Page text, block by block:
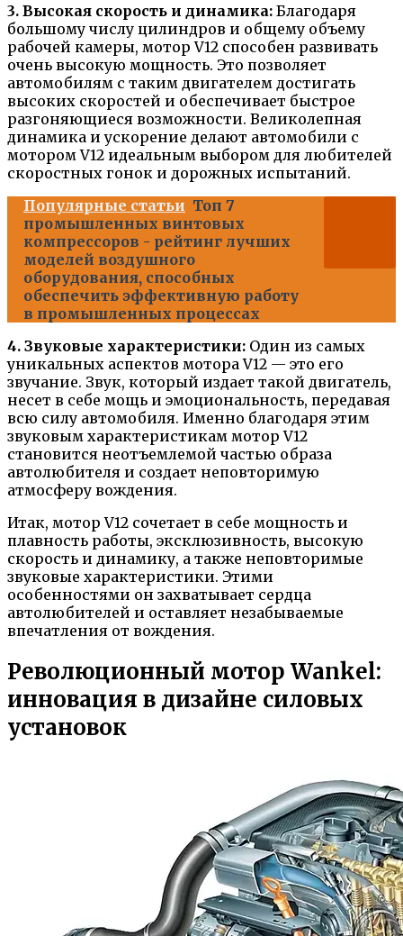
3. Высокая скорость и динамика: Благодаря
большому числу цилиндров и общему объему
рабочей камеры, мотор V12 способен развивать
очень высокую мощность. Это позволяет
автомобилям с таким двигателем достигать
высоких скоростей и обеспечивает быстрое
разгоняющиеся возможности. Великолепная
динамика и ускорение делают автомобили с
мотором V12 идеальным выбором для любителей
скоростных гонок и дорожных испытаний.
Популярные статьи Топ 7
промышленных винтовых
компрессоров - рейтинг лучших
моделей воздушного
оборудования, способных
обеспечить эффективную работу
в промышленных процессах
4. Звуковые характеристики: Один из самых
уникальных аспектов мотора V12 — это его
звучание. Звук, который издает такой двигатель,
несет в себе мощь и эмоциональность, передавая
всю силу автомобиля. Именно благодаря этим
звуковым характеристикам мотор V12
становится неотъемлемой частью образа
автолюбителя и создает неповторимую
атмосферу вождения.
Итак, мотор V12 сочетает в себе мощность и
плавность работы, эксклюзивность, высокую
скорость и динамику, а также неповторимые
звуковые характеристики. Этими
особенностями он захватывает сердца
автолюбителей и оставляет незабываемые
впечатления от вождения.
Революционный мотор Wankel:
инновация в дизайне силовых
установок